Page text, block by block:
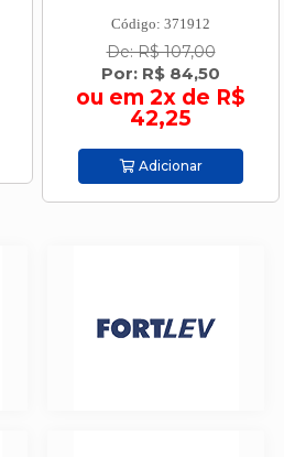
Código: 371912
De: R$ 107,00
Por: R$ 84,50
ou em 2x de R$
42,25
Adicionar